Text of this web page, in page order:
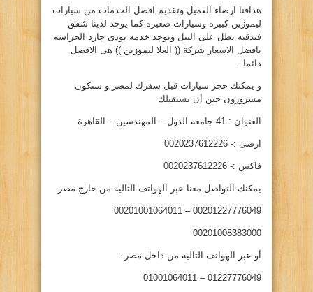
هدافنا ارضاء العميل وتقديم افضل الخدمات من سيارات
ليموزين كبيره وسيارات صغيره كما يوجد لدينا شقق
فندقيه تطل على النيل ويوجد خدمه بودى جارد الحراسه
بافضل الاسعار شركة (( العلا ليموزين )) هى الافضل
دائما .
و يمكنك حجز سيارات قبل سفرك لمصر و سنكون
مسرورون حين أن نستقبلك
العنوان : 41 جامعه الدول – المهندسين – القاهرة
ارضى :- 0020237612226
فاكس :- 0020237612226
يمكنك التواصل معنا عبر الهواتف التالية من خارج مصر:
00201227776049 – 00201001064011
00201008383000
أو عبر الهواتف التالية من داخل مصر :
01227776049 – 01001064011